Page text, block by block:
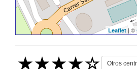
Leaflet | ©
Otros